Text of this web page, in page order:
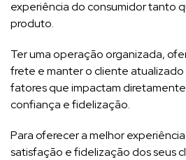
experiência do consumidor tanto
produto.
Ter uma operação organizada,
frete e manter o cliente
fatores que impactam
confiança e fidelização.
Para oferecer a melhor
satisfação e fidelização dos seus